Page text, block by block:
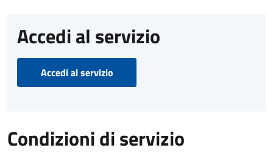
Accedi al servizio
Accedi al servizio
Condizioni di servizio